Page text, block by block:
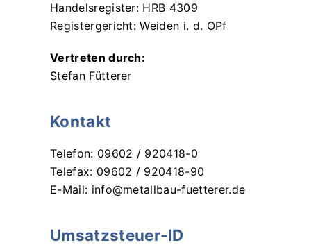
Handelsregister: HRB 4309
Registergericht: Weiden i. d. OPf
Vertreten durch:
Stefan Fütterer
Kontakt
Telefon: 09602 / 920418-0
Telefax: 09602 / 920418-90
E-Mail: info@metallbau-fuetterer.de
Umsatzsteuer-ID